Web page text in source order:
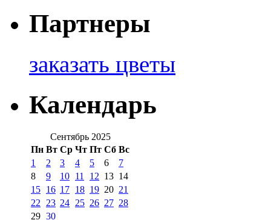
Партнеры
заказать цветы
Календарь
Сентябрь 2025
Пн Вт Ср Чт Пт Сб Вс
1
2 3 4 5 6
7
8
9 10 11 12 13 14
15 16 17 18 19 20 21
22
23 24 25 26 27 28
29 30